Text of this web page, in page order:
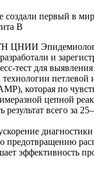
создали первый в
B
ЦНИИ
и
тест для
петлевой
которая по
цепной
результат всего за
предотвращению
эффективность